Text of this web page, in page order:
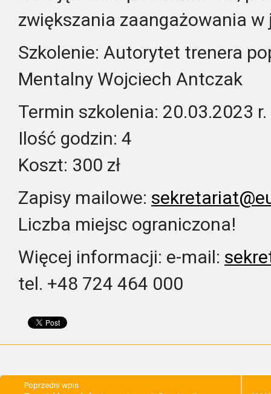
zwiększania zaangażowania w
Szkolenie: Autorytet trenera
Mentalny Wojciech Antczak
Termin szkolenia: 20.03.2023
Ilość godzin: 4
Koszt: 300 zł
Zapisy mailowe:
Liczba miejsc ograniczona!
Więcej informacji: e-mail:
tel. +48 724 464 000
Poprzedni wpis